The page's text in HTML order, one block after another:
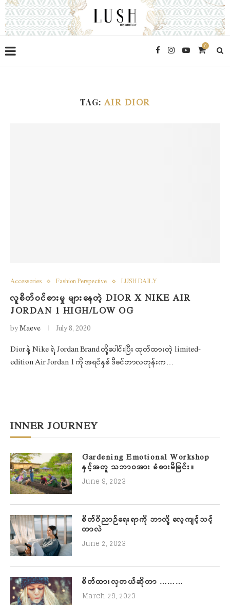
0
TAG: AIR DIOR
Accessories Fashion Perspective LUSH DAILY
လူစိတ်ဝင်စားမှု များနေတဲ့ DIOR X NIKE AIR
JORDAN 1 HIGH/LOW OG
byMaeve July 8, 2020
Dior နဲ့ Nike ရဲ့ Jordan Brand တို့ပေါင်းပြီး ထုတ်ထားတဲ့ limited-
edition Air Jordan 1 ကို အရင်နှစ် ဒီဇင်ဘာလတုန်းက…
INNER JOURNEY
Gardening Emotional Workshop
နှင့်အတူ သဘာဝအား ခံစားမိခြင်း။
June 9, 2023
စိတ်ဝိညာဉ်ရေးရာကို ဘာလို့ လေ့ကျင့်သင့်
တာလဲ
June 2, 2023
စိတ်ထားလှတယ်ဆိုတာ ………
March 29, 2023